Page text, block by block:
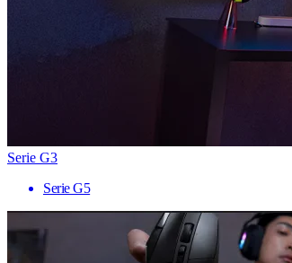
Serie G3
Serie G5